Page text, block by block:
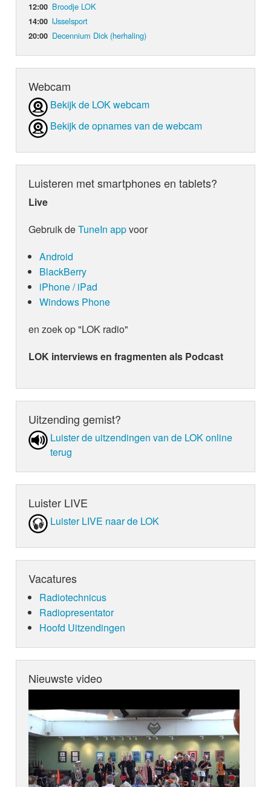
12:00 Broodje LOK
14:00 IJsselsport
20:00 Decennium Dick (herhaling)
Webcam
Bekijk de LOK webcam
Bekijk de opnames van de webcam
Luisteren met smartphones en tablets?
Live
Gebruik deTuneIn appvoor
Android
BlackBerry
iPhone / iPad
Windows Phone
en zoek op "LOK radio"
LOK interviews en fragmenten als Podcast
Uitzending gemist?
Luister de uit­zen­din­gen van de LOK online
terug
Luister LIVE
Luister LIVE naar de LOK
Vacatures
Radiotechnicus
Radiopresentator
Hoofd Uitzendingen
Nieuwste video